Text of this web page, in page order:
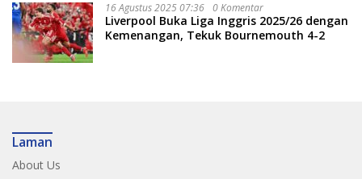
16 Agustus 2025 07:36 0 Komentar
Liverpool Buka Liga Inggris 2025/26 dengan
Kemenangan, Tekuk Bournemouth 4-2
Laman
About Us